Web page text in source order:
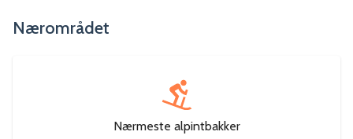
Nærområdet
Nærmeste alpintbakker